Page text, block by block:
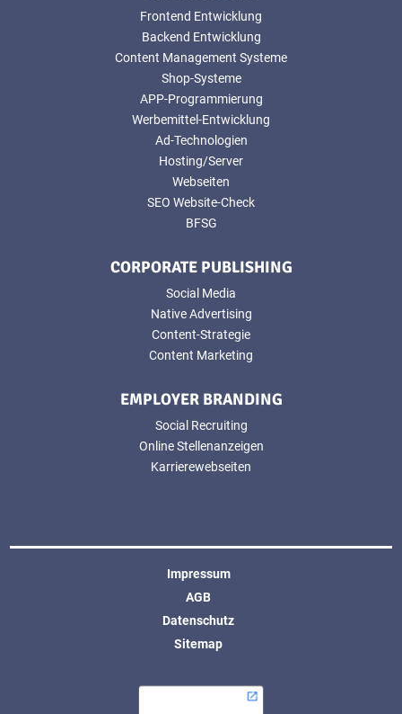
Frontend Entwicklung
Backend Entwicklung
Content Management Systeme
Shop-Systeme
APP-Programmierung
Werbemittel-Entwicklung
Ad-Technologien
Hosting/Server
Webseiten
SEO Website-Check
BFSG
CORPORATE PUBLISHING
Social Media
Native Advertising
Content-Strategie
Content Marketing
EMPLOYER BRANDING
Social Recruiting
Online Stellenanzeigen
Karrierewebseiten
Impressum
AGB
Datenschutz
Sitemap